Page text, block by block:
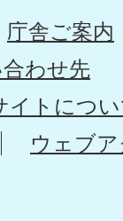
庁舎ご案内
わせ先
イトにつ
ウェブ